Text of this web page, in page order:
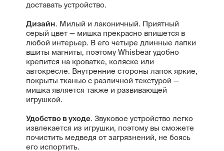
доставать устройство.
Дизайн. Милый и лаконичный. Приятный
серый цвет — мишка прекрасно впишется в
любой интерьер. В его четыре длинные лапки
вшиты магниты, поэтому Whisbear удобно
крепится на кроватке, коляске или
автокресле. Внутренние стороны лапок яркие,
покрыты тканью с различной текстурой —
мишка является также и развивающей
игрушкой.
Удобство в уходе. Звуковое устройство легко
извлекается из игрушки, поэтому вы сможете
почистить медведя от загрязнений, не боясь
его испортить.